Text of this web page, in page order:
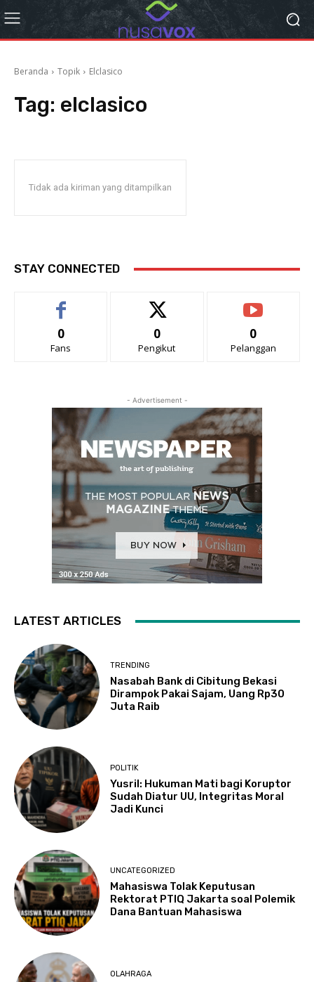
Beranda Topik Elclasico
Tag: elclasico
Tidak ada kiriman yang ditampilkan
STAY CONNECTED
0
Fans
0
Pengikut
0
Pelanggan
- Advertisement -
LATEST ARTICLES
TRENDING
Nasabah Bank di Cibitung Bekasi
Dirampok Pakai Sajam, Uang Rp30
Juta Raib
POLITIK
Yusril: Hukuman Mati bagi Koruptor
Sudah Diatur UU, Integritas Moral
Jadi Kunci
UNCATEGORIZED
Mahasiswa Tolak Keputusan
Rektorat PTIQ Jakarta soal Polemik
Dana Bantuan Mahasiswa
OLAHRAGA